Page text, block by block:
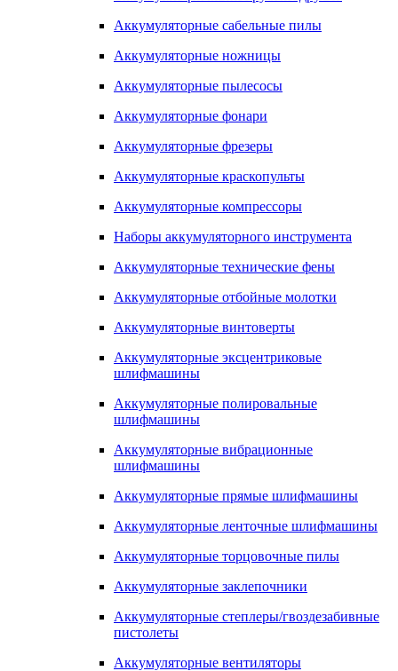
Аккумуляторные сабельные пилы
Аккумуляторные ножницы
Аккумуляторные пылесосы
Аккумуляторные фонари
Аккумуляторные фрезеры
Аккумуляторные краскопульты
Аккумуляторные компрессоры
Наборы аккумуляторного инструмента
Аккумуляторные технические фены
Аккумуляторные отбойные молотки
Аккумуляторные винтоверты
Аккумуляторные эксцентриковые
шлифмашины
Аккумуляторные полировальные
шлифмашины
Аккумуляторные вибрационные
шлифмашины
Аккумуляторные прямые шлифмашины
Аккумуляторные ленточные шлифмашины
Аккумуляторные торцовочные пилы
Аккумуляторные заклепочники
Аккумуляторные степлеры/гвоздезабивные
пистолеты
Аккумуляторные вентиляторы